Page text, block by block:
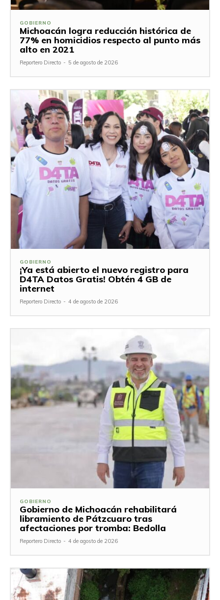
GOBIERNO
Michoacán logra reducción histórica de
77% en homicidios respecto al punto más
alto en 2021
Reportero Directo - 5 de agosto de 2026
GOBIERNO
¡Ya está abierto el nuevo registro para
D4TA Datos Gratis! Obtén 4 GB de
internet
Reportero Directo - 4 de agosto de 2026
GOBIERNO
Gobierno de Michoacán rehabilitará
libramiento de Pátzcuaro tras
afectaciones por tromba: Bedolla
Reportero Directo - 4 de agosto de 2026